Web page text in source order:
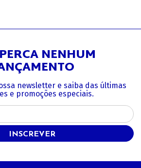
NENHUM
newsletter e saiba das últimas
e promoções especiais.
INSCREVER